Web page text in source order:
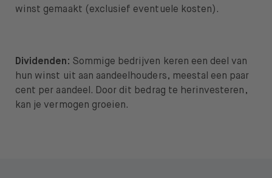
winst gemaakt (exclusief eventuele kosten).
Dividenden: Sommige bedrijven keren een deel van
hun winst uit aan aandeelhouders, meestal een paar
cent per aandeel. Door dit bedrag te herinvesteren,
kan je vermogen groeien.